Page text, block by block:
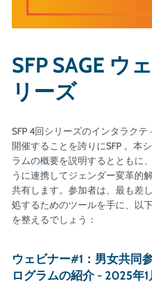
SFP SAGE ウ
リーズ
SFP 4回シリーズのインタラク
開催することを誇りにSFP 。本
ラムの概要を説明するとともに
うに連携してジェンダー変革的
共有します。参加者は、最も差
処するためのツールを手に、以
を整えるでしょう：
ウェビナー#1：男女共同
ログラムの紹介 - 2025年1